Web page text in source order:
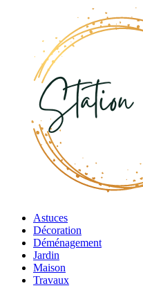
Astuces
Décoration
Déménagement
Jardin
Maison
Travaux